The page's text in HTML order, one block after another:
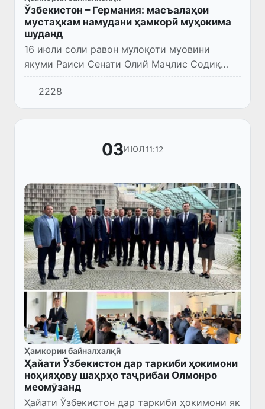
Ўзбекистон – Германия: масъалаҳои
мустаҳкам намудани ҳамкорӣ муҳокима
шуданд
16 июли соли равон мулоқоти муовини
якуми Раиси Сенати Олий Маҷлис Содиқ
Сафоев ва Котиби давлатии парлумонии
Вазорати федералии меҳнат ва масъалаҳои
иҷтимоии Ҷумҳурии Федеративии...
2228
03ИЮЛ 11:12
Ҳамкории байналхалқӣ
Ҳайати Ӯзбекистон дар таркиби ҳокимони
ноҳияҳову шаҳрҳо таҷрибаи Олмонро
меомӯзанд
Ҳайати Ўзбекистон дар таркиби ҳокимони як